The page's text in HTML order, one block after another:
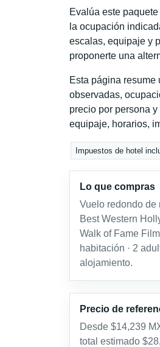
Evalúa este
la ocupación
escalas, equipaje y
proponerte una
Esta página resume
observadas,
precio por persona
equipaje, horarios,
Impuestos de hotel
Lo que compras
Vuelo redondo de
Best Western
Walk of Fame
habitación · 2
alojamiento.
Precio de
Desde $14,239
total estimado